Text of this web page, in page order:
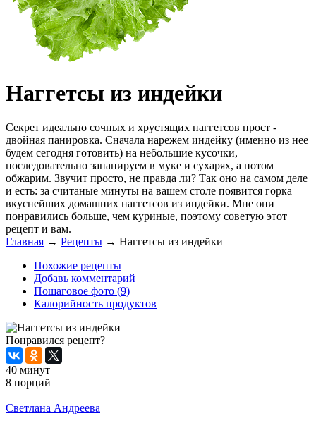
Наггетсы из индейки
Секрет идеально сочных и хрустящих наггетсов прост -
двойная панировка. Сначала нарежем индейку (именно из нее
будем сегодня готовить) на небольшие кусочки,
последовательно запанируем в муке и сухарях, а потом
обжарим. Звучит просто, не правда ли? Так оно на самом деле
и есть: за считаные минуты на вашем столе появится горка
вкуснейших домашних наггетсов из индейки. Мне они
понравились больше, чем куриные, поэтому советую этот
рецепт и вам.
Главная → Рецепты → Наггетсы из индейки
Похожие рецепты
Добавь комментарий
Пошаговое фото (9)
Калорийность продуктов
Понравился рецепт?
40 минут
8 порций
Светлана Андреева